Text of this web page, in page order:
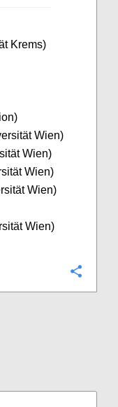
Krems)
Wien)
Wien)
Wien)
Wien)
Wien)